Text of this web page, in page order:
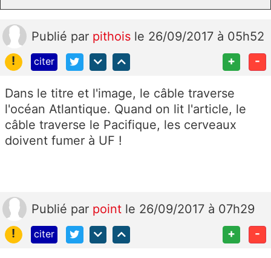
Publié par pithois le 26/09/2017 à 05h52
!
citer + -
Dans le titre et l'image, le câble traverse
l'océan Atlantique. Quand on lit l'article, le
câble traverse le Pacifique, les cerveaux
doivent fumer à UF !
Publié par point le 26/09/2017 à 07h29
!
citer + -